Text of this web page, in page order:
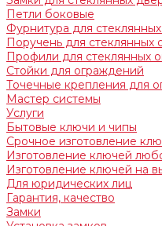
Петли боковые
Фурнитура для
Поручень для стеклянных
Профили для стеклянных
Стойки для ограждений
Точечные крепления для
Мастер системы
Услуги
Бытовые ключи и чипы
Срочное изготовление
Изготовление ключей
Изготовление ключей на
Для юридических лиц
Гарантия, качество
Замки